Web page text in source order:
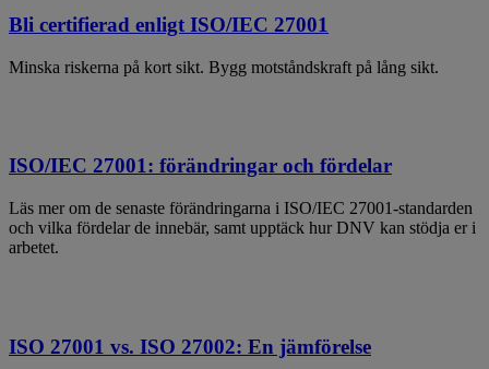
Bli certifierad enligt ISO/IEC 27001
Minska riskerna på kort sikt. Bygg motståndskraft på lång sikt.
ISO/IEC 27001: förändringar och fördelar
Läs mer om de senaste förändringarna i ISO/IEC 27001-standarden
och vilka fördelar de innebär, samt upptäck hur DNV kan stödja er i
arbetet.
ISO 27001 vs. ISO 27002: En jämförelse